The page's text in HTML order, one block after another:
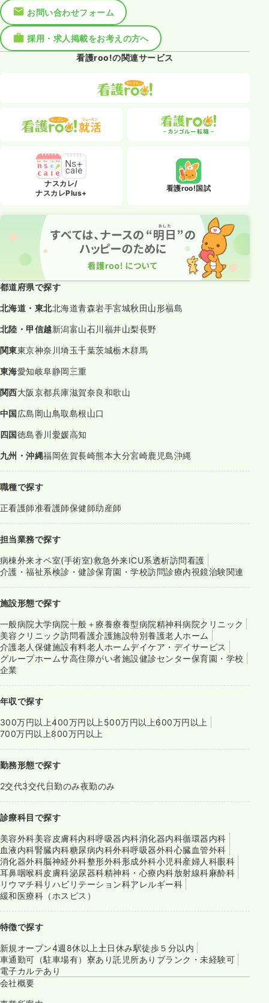
お問い合わせフォーム
採用・求人掲載をお考えの方へ
看護roo!の関連サービス
ナスカレ/
ナスカレPlus+
看護roo!国試
都道府県で探す
北海道・東北北海道青森岩手宮城秋田山形福島
北陸・甲信越新潟富山石川福井山梨長野
関東東京神奈川埼玉千葉茨城栃木群馬
東海愛知岐阜静岡三重
関西大阪京都兵庫滋賀奈良和歌山
中国広島岡山鳥取島根山口
四国徳島香川愛媛高知
九州・沖縄福岡佐賀長崎熊本大分宮崎鹿児島沖縄
職種で探す
正看護師准看護師保健師助産師
担当業務で探す
病棟外来オペ室(手術室)救急外来ICU系透析訪問看護
介護・福祉系検診・健診保育園・学校訪問診療内視鏡治験関連
施設形態で探す
一般病院大学病院一般＋療養療養型病院精神科病院クリニック
美容クリニック訪問看護介護施設特別養護老人ホーム
介護老人保健施設有料老人ホームデイケア・デイサービス
グループホームサ高住障がい者施設健診センター保育園・学校
企業
年収で探す
300万円以上400万円以上 500万円以上600万円以上
700万円以上800万円以上
勤務形態で探す
2交代3交代日勤のみ夜勤のみ
診療科目で探す
美容外科美容皮膚科内科呼吸器内科消化器内科循環器内科
血液内科腎臓内科糖尿病内科外科呼吸器外科心臓血管外科
消化器外科脳神経外科整形外科形成外科小児科産婦人科眼科
耳鼻咽喉科皮膚科泌尿器科精神科・心療内科放射線科麻酔科
リウマチ科リハビリテーション科アレルギー科
緩和医療科（ホスピス）
特徴で探す
新規オープン4週8休以上 土日休み駅徒歩５分以内
車通勤可（駐車場有） 寮あり託児所あり ブランク・未経験可
電子カルテあり
会社概要